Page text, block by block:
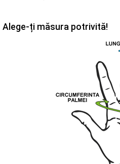
Alege-ți măsura potrivită!